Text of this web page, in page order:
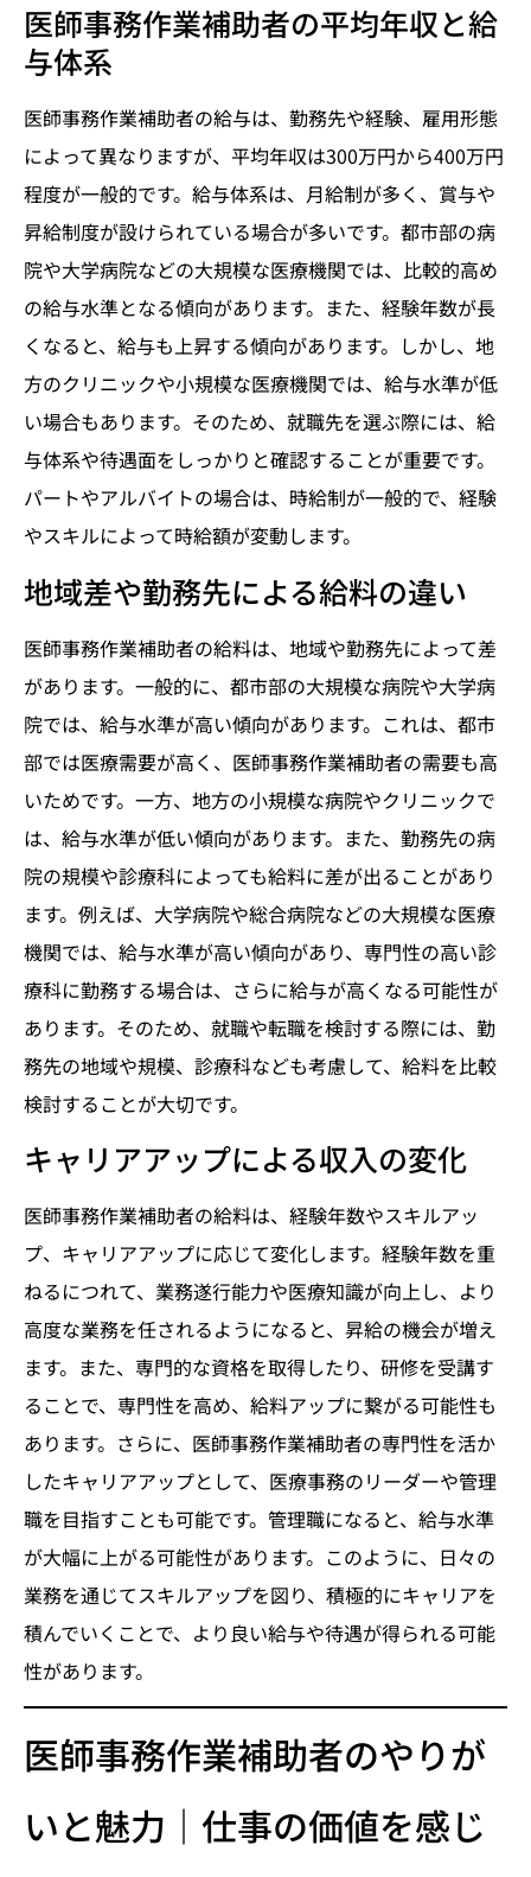
医師事務作業補助者の平均年収と給
与体系
医師事務作業補助者の給与は、勤務先や経験、雇用形態
によって異なりますが、平均年収は300万円から400万円
程度が一般的です。給与体系は、月給制が多く、賞与や
昇給制度が設けられている場合が多いです。都市部の病
院や大学病院などの大規模な医療機関では、比較的高め
の給与水準となる傾向があります。また、経験年数が長
くなると、給与も上昇する傾向があります。しかし、地
方のクリニックや小規模な医療機関では、給与水準が低
い場合もあります。そのため、就職先を選ぶ際には、給
与体系や待遇面をしっかりと確認することが重要です。
パートやアルバイトの場合は、時給制が一般的で、経験
やスキルによって時給額が変動します。
地域差や勤務先による給料の違い
医師事務作業補助者の給料は、地域や勤務先によって差
があります。一般的に、都市部の大規模な病院や大学病
院では、給与水準が高い傾向があります。これは、都市
部では医療需要が高く、医師事務作業補助者の需要も高
いためです。一方、地方の小規模な病院やクリニックで
は、給与水準が低い傾向があります。また、勤務先の病
院の規模や診療科によっても給料に差が出ることがあり
ます。例えば、大学病院や総合病院などの大規模な医療
機関では、給与水準が高い傾向があり、専門性の高い診
療科に勤務する場合は、さらに給与が高くなる可能性が
あります。そのため、就職や転職を検討する際には、勤
務先の地域や規模、診療科なども考慮して、給料を比較
検討することが大切です。
キャリアアップによる収入の変化
医師事務作業補助者の給料は、経験年数やスキルアッ
プ、キャリアアップに応じて変化します。経験年数を重
ねるにつれて、業務遂行能力や医療知識が向上し、より
高度な業務を任されるようになると、昇給の機会が増え
ます。また、専門的な資格を取得したり、研修を受講す
ることで、専門性を高め、給料アップに繋がる可能性も
あります。さらに、医師事務作業補助者の専門性を活か
したキャリアアップとして、医療事務のリーダーや管理
職を目指すことも可能です。管理職になると、給与水準
が大幅に上がる可能性があります。このように、日々の
業務を通じてスキルアップを図り、積極的にキャリアを
積んでいくことで、より良い給与や待遇が得られる可能
性があります。
医師事務作業補助者のやりが
いと魅力｜仕事の価値を感じ